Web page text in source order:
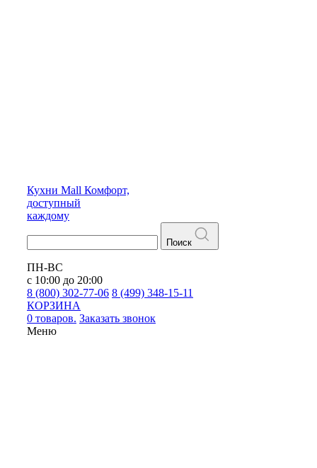
Кухни Mall Комфорт,
доступный
каждому
Поиск
ПН-ВС
с 10:00 до 20:00
8 (800) 302-77-06 8 (499) 348-15-11
КОРЗИНА
0 товаров. Заказать звонок
Меню